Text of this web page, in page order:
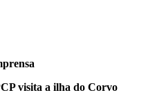
visita a ilha do Corvo